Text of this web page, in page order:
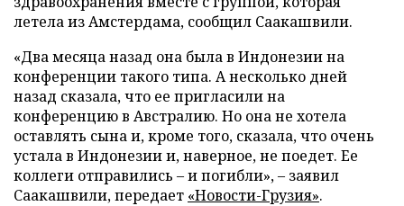
летела из Амстердама, сообщил Саакашвили.
«Два месяца назад она была в Индонезии на
конференции такого типа. А несколько дней
назад сказала, что ее пригласили на
конференцию в Австралию. Но она не хотела
оставлять сына и, кроме того, сказала, что очень
устала в Индонезии и, наверное, не поедет. Ее
коллеги отправились – и погибли», – заявил
Саакашвили, передает «Новости-Грузия».